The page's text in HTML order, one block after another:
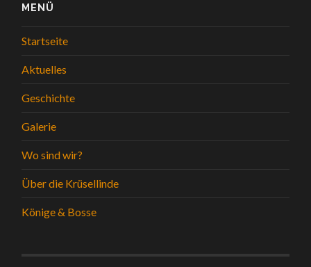
MENÜ
Startseite
Aktuelles
Geschichte
Galerie
Wo sind wir?
Über die Krüsellinde
Könige & Bosse